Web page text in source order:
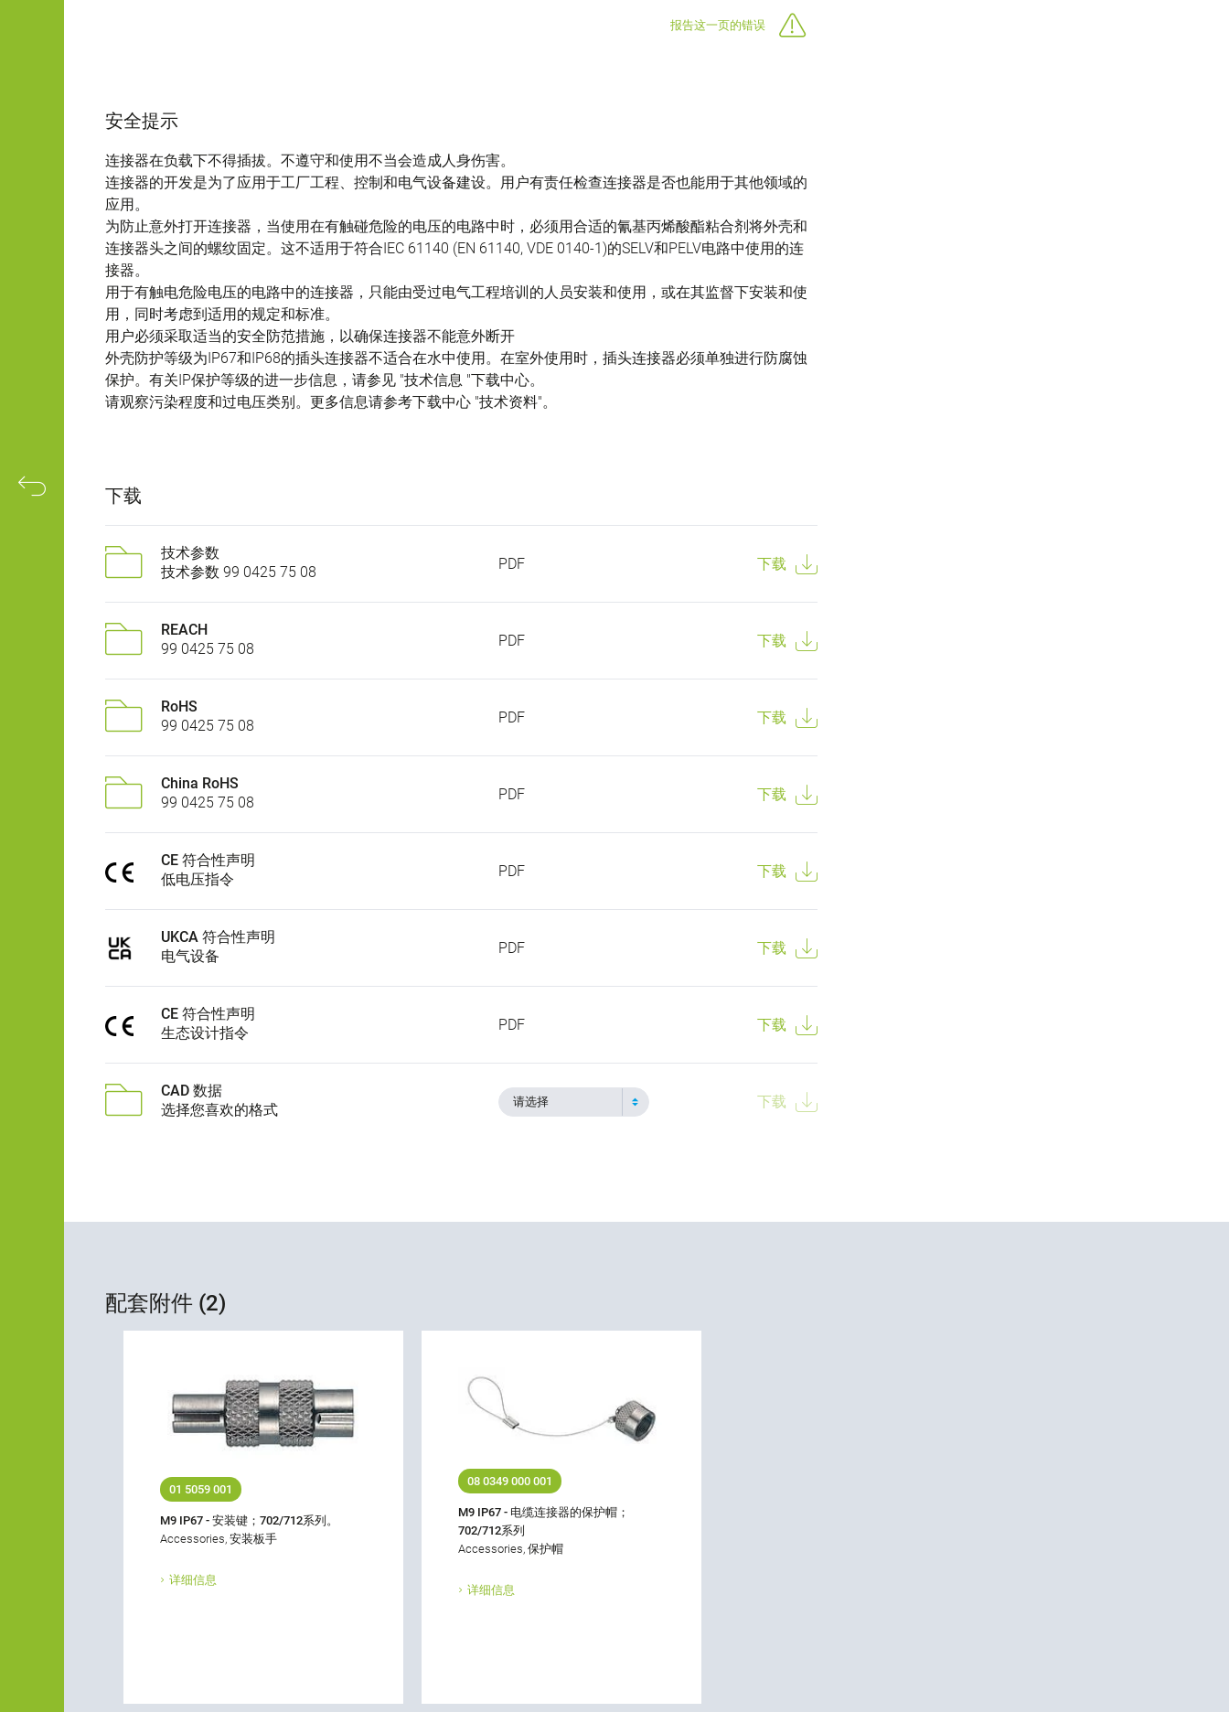
报告这一页的错误
安全提示
连接器在负载下不得插拔。不遵守和使用不当会造成人身伤害。
连接器的开发是为了应用于工厂工程、控制和电气设备建设。用户有责任检查连接器是否也能用于其他领域的
应用。
为防止意外打开连接器，当使用在有触碰危险的电压的电路中时，必须用合适的氰基丙烯酸酯粘合剂将外壳和
连接器头之间的螺纹固定。这不适用于符合IEC 61140 (EN 61140, VDE 0140-1)的SELV和PELV电路中使用的连
接器。
用于有触电危险电压的电路中的连接器，只能由受过电气工程培训的人员安装和使用，或在其监督下安装和使
用，同时考虑到适用的规定和标准。
用户必须采取适当的安全防范措施，以确保连接器不能意外断开
外壳防护等级为IP67和IP68的插头连接器不适合在水中使用。在室外使用时，插头连接器必须单独进行防腐蚀
保护。有关IP保护等级的进一步信息，请参见 "技术信息 "下载中心。
请观察污染程度和过电压类别。更多信息请参考下载中心 "技术资料"。
下载
技术参数
技术参数 99 0425 75 08
PDF 下载
REACH
99 0425 75 08
PDF 下载
RoHS
99 0425 75 08
PDF 下载
China RoHS
99 0425 75 08
PDF 下载
CE 符合性声明
低电压指令
PDF 下载
UKCA 符合性声明
电气设备
PDF 下载
CE 符合性声明
生态设计指令
PDF 下载
CAD 数据
选择您喜欢的格式
请选择 下载
配套附件 (2)
01 5059 001
M9 IP67 - 安装键；702/712系列。
Accessories, 安装板手
详细信息
08 0349 000 001
M9 IP67 - 电缆连接器的保护帽；
702/712系列
Accessories, 保护帽
详细信息